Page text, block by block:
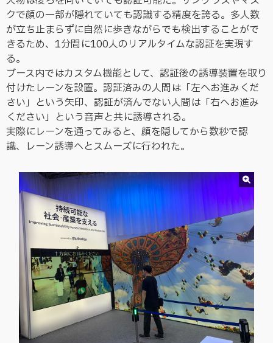
クで顔の一部が隠れていても認識する精度を誇る。多人数
が立ち止まらずに自然に歩きながらでも検出することがで
きるため、1分間に100人のリアルタイムな認証を実現す
る。
ブース内ではカスタム機能として、認証後の誘導装置を取り
付けたレーンを設置。認証済みの人間は「左へお進みくだ
さい」という矢印、認証が済んでない人間は「右へお進み
ください」という音声と共に誘導される。
実際にレーンを通ってみると、顔を隠してから数秒で認
識、レーン誘導へとスムーズに行われた。